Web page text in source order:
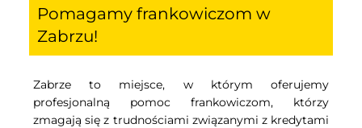
Pomagamy frankowiczom w
Zabrzu!
Zabrze to miejsce, w którym oferujemy
profesjonalną pomoc frankowiczom, którzy
zmagają się z trudnościami związanymi z kredytami